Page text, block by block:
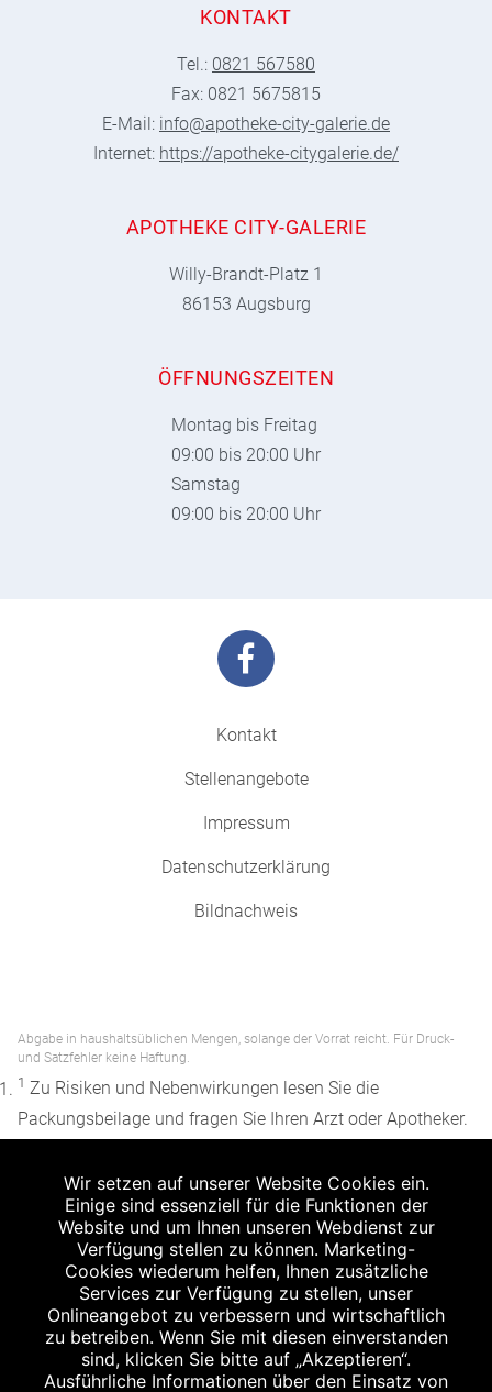
KONTAKT
Tel.: 0821 567580
Fax: 0821 5675815
E-Mail: info@apotheke-city-galerie.de
Internet: https://apotheke-citygalerie.de/
APOTHEKE CITY-GALERIE
Willy-Brandt-Platz 1
86153 Augsburg
ÖFFNUNGSZEITEN
Montag bis Freitag
09:00 bis 20:00 Uhr
Samstag
09:00 bis 20:00 Uhr
Kontakt
Stellenangebote
Impressum
Datenschutzerklärung
Bildnachweis
Abgabe in haushaltsüblichen Mengen, solange der Vorrat reicht. Für Druck-
und Satzfehler keine Haftung.
1 Zu Risiken und Nebenwirkungen lesen Sie die
Packungsbeilage und fragen Sie Ihren Arzt oder Apotheker.
Apothekenerstattungspreis (AEP). Der AEP ist keine
unverbindliche Preisempfehlung der Hersteller. Der AEP ist
ein von den Apotheken in Ansatz gebrachter Preis für
rezeptfreie Arzneimittel. Er entspricht in der Höhe dem für
Apotheken verbindlichen Abgabepreis, zu dem eine
Apotheke in bestimmten Fällen (z.B. bei Kindern unter 12
Jahren) das Produkt mit der gesetzlichen
Wir setzen auf unserer Website Cookies ein.
Einige sind essenziell für die Funktionen der
Website und um Ihnen unseren Webdienst zur
Verfügung stellen zu können. Marketing-
Cookies wiederum helfen, Ihnen zusätzliche
Services zur Verfügung zu stellen, unser
Onlineangebot zu verbessern und wirtschaftlich
zu betreiben. Wenn Sie mit diesen einverstanden
sind, klicken Sie bitte auf „Akzeptieren“.
Ausführliche Informationen über den Einsatz von